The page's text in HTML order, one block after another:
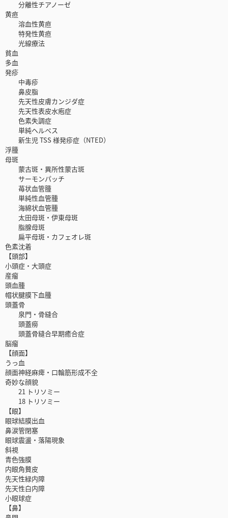
分離性チアノーゼ
黄疸
溶血性黄疸
特発性黄疸
光線療法
貧血
多血
発疹
中毒疹
鼻皮脂
先天性皮膚カンジダ症
先天性表皮水疱症
色素失調症
単純ヘルペス
新生児 TSS 様発疹症（NTED）
浮腫
母斑
蒙古斑・異所性蒙古斑
サーモンパッチ
苺状血管腫
単純性血管腫
海綿状血管腫
太田母斑・伊東母斑
脂腺母斑
扁平母斑・カフェオレ斑
色素沈着
【頭部】
小頭症・大頭症
産瘤
頭血腫
帽状腱膜下血腫
頭蓋骨
泉門・骨縫合
頭蓋癆
頭蓋骨縫合早期癒合症
脳瘤
【顔面】
うっ血
顔面神経麻痺・口輪筋形成不全
奇妙な顔貌
21 トリソミー
18 トリソミー
【眼】
眼球結膜出血
鼻涙管閉塞
眼球震盪・落陽現象
斜視
青色強膜
内眼角贅皮
先天性緑内障
先天性白内障
小眼球症
【鼻】